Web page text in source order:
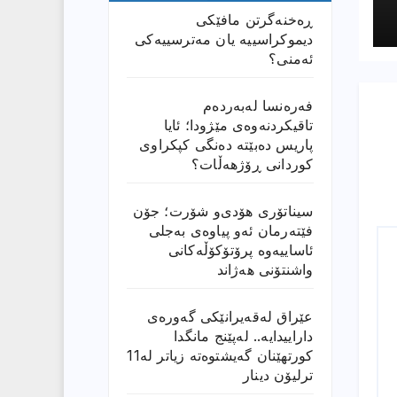
ڕەخنەگرتن مافێکی
دیموکراسییە یان مەترسییەکی
ئەمنی؟
فەرەنسا لەبەردەم
تاقیکردنەوەی مێژودا؛ ئایا
پاریس دەبێتە دەنگی کپکراوی
کوردانی ڕۆژھەڵات؟
سیناتۆری هۆدی‌و شۆرت؛ جۆن
فێتەرمان ئەو پیاوەی بەجلی
ئاساییەوە پرۆتۆکۆڵەکانی
واشنتۆنی هەژاند
عێراق له‌قه‌یرانێكى گه‌وره‌ى
داراییدایه‌.. له‌پێنج مانگدا
كورتهێنان گه‌یشتوه‌ته‌ زیاتر له‌11
ترلیۆن دینار